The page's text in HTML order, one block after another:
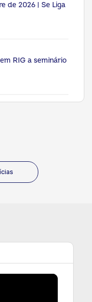
de 2026 | Se Liga
RIG a seminário
à violência